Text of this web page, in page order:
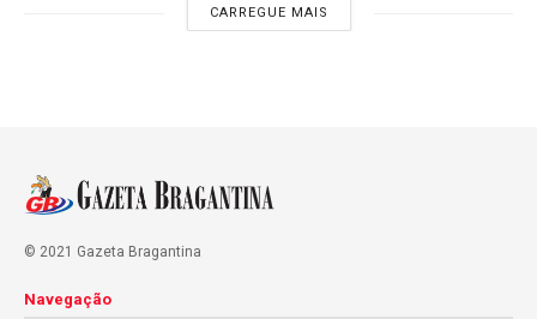
CARREGUE MAIS
© 2021 Gazeta Bragantina
Navegação